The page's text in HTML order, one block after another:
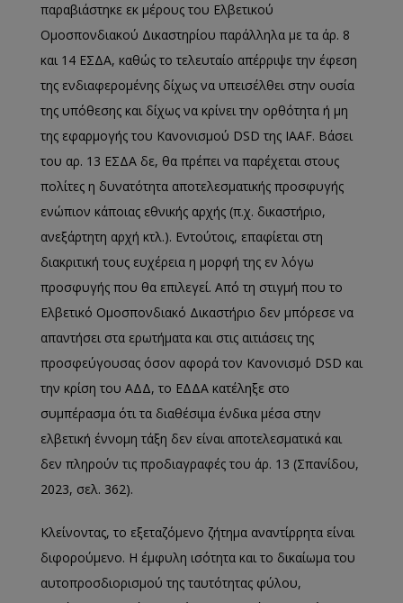
παραβιάστηκε εκ μέρους του Ελβετικού
Ομοσπονδιακού Δικαστηρίου παράλληλα με τα άρ. 8
και 14 ΕΣΔΑ, καθώς το τελευταίο απέρριψε την έφεση
της ενδιαφερομένης δίχως να υπεισέλθει στην ουσία
της υπόθεσης και δίχως να κρίνει την ορθότητα ή μη
της εφαρμογής του Κανονισμού DSD της IAAF. Βάσει
του αρ. 13 ΕΣΔΑ δε, θα πρέπει να παρέχεται στους
πολίτες η δυνατότητα αποτελεσματικής προσφυγής
ενώπιον κάποιας εθνικής αρχής (π.χ. δικαστήριο,
ανεξάρτητη αρχή κτλ.). Εντούτοις, επαφίεται στη
διακριτική τους ευχέρεια η μορφή της εν λόγω
προσφυγής που θα επιλεγεί. Από τη στιγμή που το
Ελβετικό Ομοσπονδιακό Δικαστήριο δεν μπόρεσε να
απαντήσει στα ερωτήματα και στις αιτιάσεις της
προσφεύγουσας όσον αφορά τον Κανονισμό DSD και
την κρίση του ΑΔΔ, το ΕΔΔΑ κατέληξε στο
συμπέρασμα ότι τα διαθέσιμα ένδικα μέσα στην
ελβετική έννομη τάξη δεν είναι αποτελεσματικά και
δεν πληρούν τις προδιαγραφές του άρ. 13 (Σπανίδου,
2023, σελ. 362).
Κλείνοντας, το εξεταζόμενο ζήτημα αναντίρρητα είναι
διφορούμενο. Η έμφυλη ισότητα και το δικαίωμα του
αυτοπροσδιορισμού της ταυτότητας φύλου,